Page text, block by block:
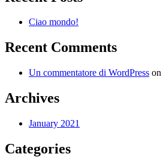
Ciao mondo!
Recent Comments
Un commentatore di WordPress on
Archives
January 2021
Categories